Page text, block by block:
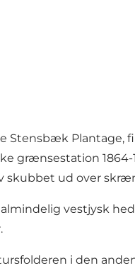
Stensbæk
grænsestation
skubbet ud over
vestjysk
i den